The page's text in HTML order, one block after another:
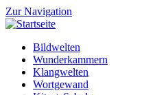
Zur Navigation
Bildwelten
Wunderkammern
Klangwelten
Wortgewand